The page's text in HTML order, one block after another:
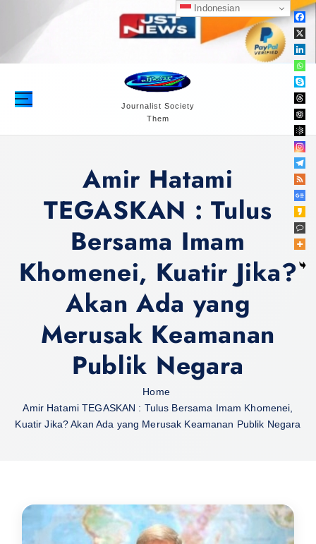
n
Journalist Society
Them
Amir Hatami
TEGASKAN : Tulus
Bersama Imam
Khomenei, Kuatir Jika?
Akan Ada yang
Merusak Keamanan
Publik Negara
Home
Amir Hatami TEGASKAN : Tulus Bersama Imam Khomenei,
Kuatir Jika? Akan Ada yang Merusak Keamanan Publik Negara
Indonesian